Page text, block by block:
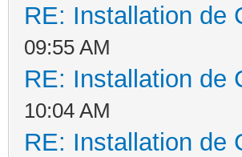
RE: Installation de
09:55 AM
RE: Installation de
10:04 AM
RE: Installation de